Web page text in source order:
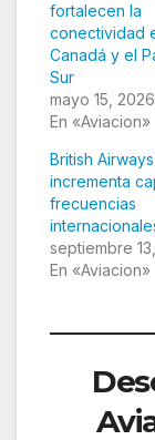
fortalecen la
conectividad
Canadá y el
Sur
mayo 15, 2026
En «Aviacion»
British Airways
incrementa
frecuencias
septiembre
En «Aviacion»